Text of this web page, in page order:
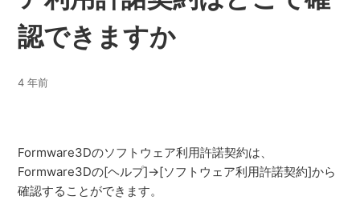
認できますか
4 年前
Formware3Dのソフトウェア利用許諾契約は、
Formware3Dの[ヘルプ]→[ソフトウェア利用許諾契約]から
確認することができます。